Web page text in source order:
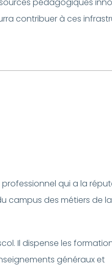
contribuer à ces
professionnel qui a la
campus des métiers de
Il dispense les
généraux et